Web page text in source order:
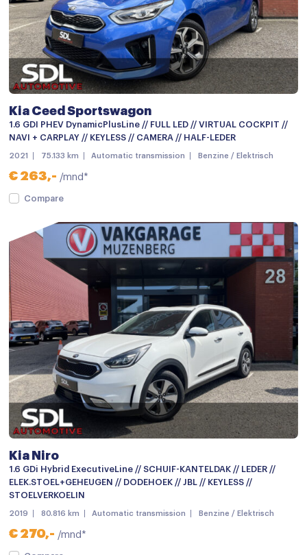
Multimedia systeem
Navigatie
Navigatiesysteem
Navigatiesysteem full map
Spraakbediening
Stuurwiel multifunctioneel
Achterbank in delen neerklapbaar
Airco (automatisch)
Airco met elektronische regeling
Armsteun
Armsteun voor
Bestuurdersstoel in hoogte verstelbaar
Binnenspiegel automatisch dimmend
Elektrische ramen achter
Elektrische ramen voor
Elektrisch verstelb. bestuurdersstoel met geheugen
Elektrisch verstelbare stoel(en) met geheugen
Hoofdsteunen achter
keyless start
Lederen stuurwiel
Kia Ceed Sportswagon
1.6 GDI PHEV DynamicPlusLine // FULL LED // VIRTUAL COCKPIT //
NAVI + CARPLAY // KEYLESS // CAMERA // HALF-LEDER
2021 75.133 km Automatic transmission Benzine / Elektrisch
€ 263,- /mnd*
Compare
Kia Niro
1.6 GDi Hybrid ExecutiveLine // SCHUIF-KANTELDAK // LEDER //
ELEK.STOEL+GEHEUGEN // DODEHOEK // JBL // KEYLESS //
STOELVERKOELIN
2019 80.816 km Automatic transmission Benzine / Elektrisch
€ 270,- /mnd*